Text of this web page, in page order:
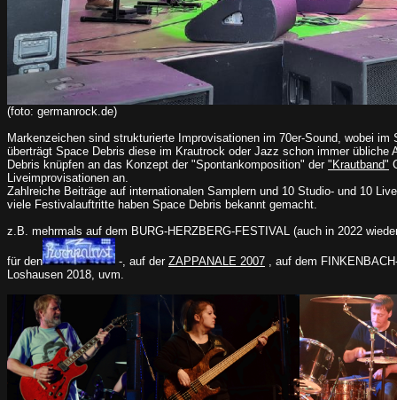
(foto: germanrock.de)
Markenzeichen sind strukturierte Improvisationen im 70er-Sound, wobei
überträgt Space Debris diese im Krautrock oder Jazz schon immer
Debris knüpfen an das Konzept der "Spontankomposition" der "Krautband"
Liveimprovisationen an.
Zahlreiche Beiträge auf internationalen Samplern und 10 Studio- und 10
viele Festivalauftritte haben Space Debris bekannt gemacht.
z.B. mehrmals auf dem BURG-HERZBERG-FESTIVAL (auch in 2022
für den -, auf der ZAPPANALE 2007 , auf dem
Loshausen 2018, uvm.